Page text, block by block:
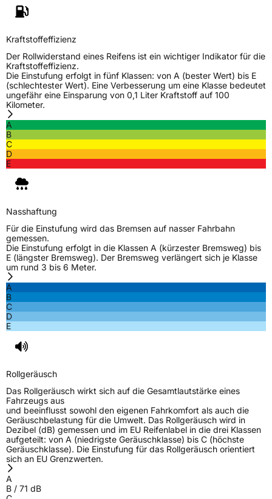
Kraftstoffeffizienz
Der Rollwiderstand eines Reifens ist ein wichtiger Indikator für die
Kraftstoffeffizienz.
Die Einstufung erfolgt in fünf Klassen: von A (bester Wert) bis E
(schlechtester Wert). Eine Verbesserung um eine Klasse bedeutet
ungefähr eine Einsparung von 0,1 Liter Kraftstoff auf 100
Kilometer.
A
B
C
D
E
Nasshaftung
Für die Einstufung wird das Bremsen auf nasser Fahrbahn
gemessen.
Die Einstufung erfolgt in die Klassen A (kürzester Bremsweg) bis
E (längster Bremsweg). Der Bremsweg verlängert sich je Klasse
um rund 3 bis 6 Meter.
A
B
C
D
E
Rollgeräusch
Das Rollgeräusch wirkt sich auf die Gesamtlautstärke eines
Fahrzeugs aus
und beeinflusst sowohl den eigenen Fahrkomfort als auch die
Geräuschbelastung für die Umwelt. Das Rollgeräusch wird in
Dezibel (dB) gemessen und im EU Reifenlabel in die drei Klassen
aufgeteilt: von A (niedrigste Geräuschklasse) bis C (höchste
Geräuschklasse). Die Einstufung für das Rollgeräusch orientiert
sich an EU Grenzwerten.
A
B / 71 dB